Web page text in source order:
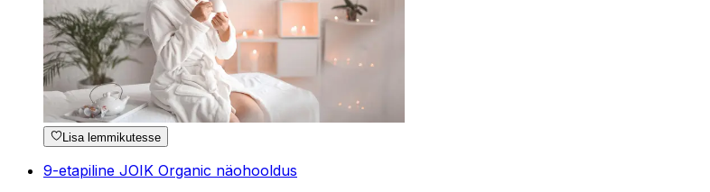
Lisa lemmikutesse
9-etapiline JOIK Organic näohooldus